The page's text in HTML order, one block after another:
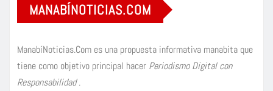
MANABÍNOTICIAS.COM
ManabíNoticias.Com es una propuesta informativa manabita que
tiene como objetivo principal hacer Periodismo Digital con
Responsabilidad.